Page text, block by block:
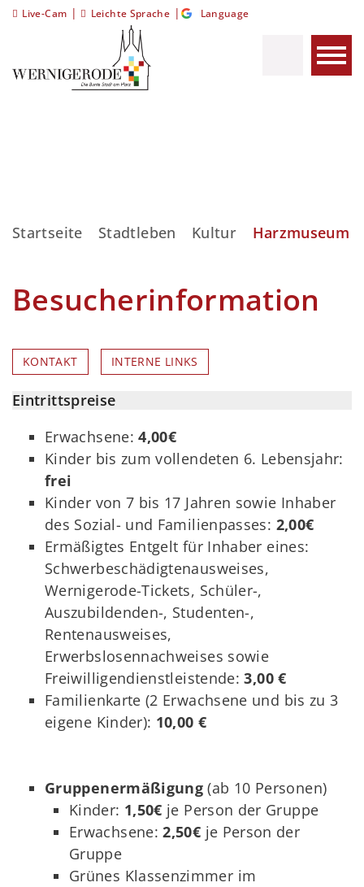
Live-Cam | Leichte Sprache | Language
Startseite Stadtleben Kultur Harzmuseum
Besucherinformation
KONTAKT INTERNE LINKS
Eintrittspreise
Erwachsene:4,00€
Kinder bis zum vollendeten 6. Lebensjahr:
frei
Kinder von 7 bis 17 Jahren sowie Inhaber
des Sozial- und Familienpasses: 2,00€
Ermäßigtes Entgelt für Inhaber eines:
Schwerbeschädigtenausweises,
Wernigerode-Tickets, Schüler-,
Auszubildenden-, Studenten-,
Rentenausweises,
Erwerbslosennachweises sowie
Freiwilligendienstleistende: 3,00 €
Familienkarte (2 Erwachsene und bis zu 3
eigene Kinder): 10,00 €
Gruppenermäßigung (ab 10 Personen)
Kinder: 1,50€ je Person der Gruppe
Erwachsene:2,50€ je Person der
Gruppe
Grünes Klassenzimmer im